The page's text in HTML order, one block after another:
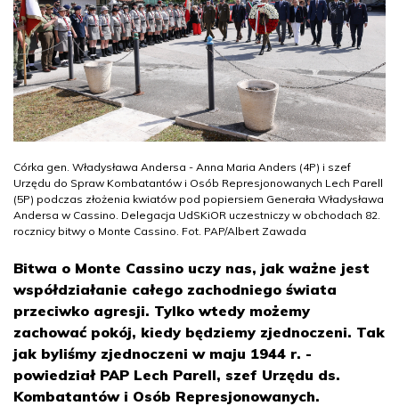
Córka gen. Władysława Andersa - Anna Maria Anders (4P) i szef
Urzędu do Spraw Kombatantów i Osób Represjonowanych Lech Parell
(5P) podczas złożenia kwiatów pod popiersiem Generała Władysława
Andersa w Cassino. Delegacja UdSKiOR uczestniczy w obchodach 82.
rocznicy bitwy o Monte Cassino. Fot. PAP/Albert Zawada
Bitwa o Monte Cassino uczy nas, jak ważne jest
współdziałanie całego zachodniego świata
przeciwko agresji. Tylko wtedy możemy
zachować pokój, kiedy będziemy zjednoczeni. Tak
jak byliśmy zjednoczeni w maju 1944 r. -
powiedział PAP Lech Parell, szef Urzędu ds.
Kombatantów i Osób Represjonowanych.